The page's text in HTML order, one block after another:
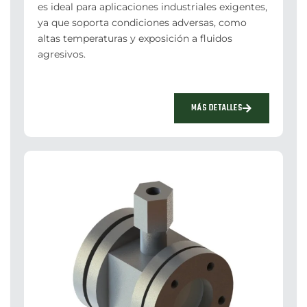
es ideal para aplicaciones industriales exigentes,
ya que soporta condiciones adversas, como
altas temperaturas y exposición a fluidos
agresivos.
MÁS DETALLES